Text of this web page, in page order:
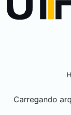
Carregando